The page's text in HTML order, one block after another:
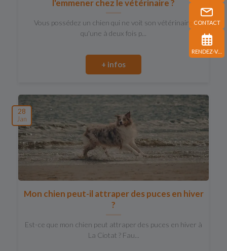
CONTACT
RENDEZ-VOUS
l'emmener chez le vétérinaire ?
Vous possédez un chien qui ne voit son vétérinaire
qu'une à deux fois p...
+ infos
28
Jan
Mon chien peut-il attraper des puces en hiver
?
Est-ce que mon chien peut attraper des puces en hiver à
La Ciotat ? Fau...